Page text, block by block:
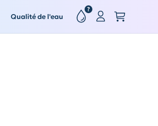
Qualité de l'eau
?
Acheter maintenant